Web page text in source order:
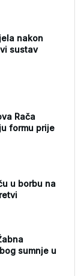
nakon
sustav
Rača
formu prije
u borbu na
sumnje u